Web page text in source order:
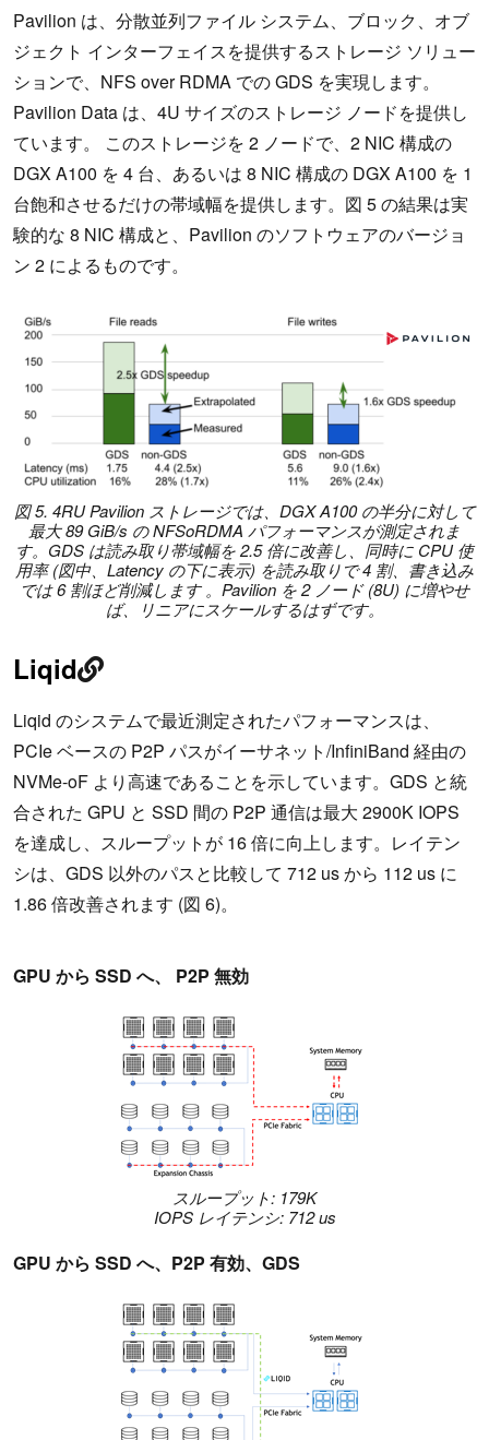
Pavilion は、分散並列ファイル システム、ブロック、オブ
ジェクト インターフェイスを提供するストレージ ソリュー
ションで、NFS over RDMA での GDS を実現します。
Pavilion Data は、4U サイズのストレージ ノードを提供し
ています。 このストレージを 2 ノードで、2 NIC 構成の
DGX A100 を 4 台、あるいは 8 NIC 構成の DGX A100 を 1
台飽和させるだけの帯域幅を提供します。図 5 の結果は実
験的な 8 NIC 構成と、Pavilion のソフトウェアのバージョ
ン 2 によるものです。
図 5. 4RU Pavilion ストレージでは、DGX A100 の半分に対して
最大 89 GiB/s の NFSoRDMA パフォーマンスが測定されま
す。GDS は読み取り帯域幅を 2.5 倍に改善し、同時に CPU 使
用率 (図中、Latency の下に表示) を読み取りで 4 割、書き込み
では 6 割ほど削減します 。Pavilion を 2 ノード (8U) に増やせ
ば、リニアにスケールするはずです。
Liqid
Liqid のシステムで最近測定されたパフォーマンスは、
PCIe ベースの P2P パスがイーサネット/InfiniBand 経由の
NVMe-oF より高速であることを示しています。GDS と統
合された GPU と SSD 間の P2P 通信は最大 2900K IOPS
を達成し、スループットが 16 倍に向上します。レイテン
シは、GDS 以外のパスと比較して 712 us から 112 us に
1.86 倍改善されます (図 6)。
GPU から SSD へ、 P2P 無効
スループット: 179K
IOPS レイテンシ: 712 us
GPU から SSD へ、P2P 有効、GDS